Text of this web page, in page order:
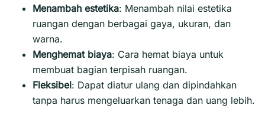
Menambah estetika: Menambah nilai estetika
ruangan dengan berbagai gaya, ukuran, dan
warna.
Menghemat biaya: Cara hemat biaya untuk
membuat bagian terpisah ruangan.
Fleksibel: Dapat diatur ulang dan dipindahkan
tanpa harus mengeluarkan tenaga dan uang lebih.